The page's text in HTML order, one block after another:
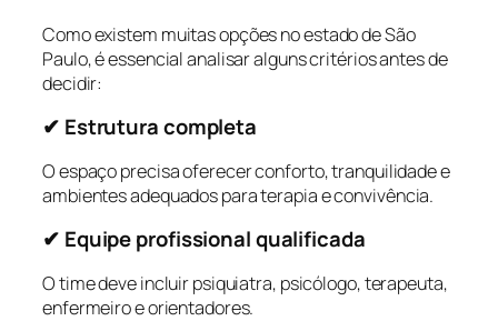
Como existem muitas opções no estado de São
Paulo, é essencial analisar alguns critérios antes de
decidir:
✔ Estrutura completa
O espaço precisa oferecer conforto, tranquilidade e
ambientes adequados para terapia e convivência.
✔ Equipe profissional qualificada
O time deve incluir psiquiatra, psicólogo, terapeuta,
enfermeiro e orientadores.